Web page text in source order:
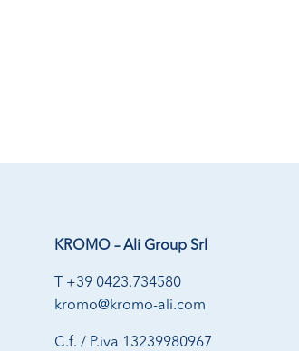
KROMO – Ali Group Srl
T +39 0423.734580
kromo@kromo-ali.com
C.f. / P.iva 13239980967